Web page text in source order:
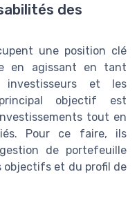
des
une position clé
en agissant en tant
investisseurs et les
objectif est
tout en
Pour ce faire, ils
de portefeuille
objectifs et du profil de